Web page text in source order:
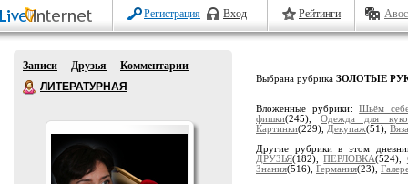
Регистрация Вход Рейтинги
Записи Друзья
Комментарии
ЛИТЕРАТУРНАЯ
Выбрана рубрика ЗОЛОТЫЕ
Вложенные рубрики:Шьём
фишки(245),Одеждa для
Кaртинки(229), Декупaж(51),
Другие рубрики в этом
ДРУЗЬЯ(182),ПЕРЛОВКА(524),
Знания(516), Гермaния(23),